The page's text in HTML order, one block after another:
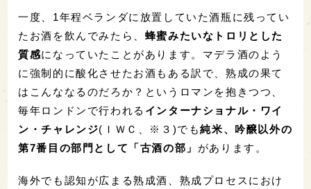
一度、1年程ベランダに放置していた酒瓶に残ってい
たお酒を飲んでみたら、 蜂蜜みたいなトロリとした
質感になっていたことがあります。マデラ酒のよう
に強制的に酸化させたお酒もある訳で、熟成の果て
はこんななるのだろか？というロマンを抱きつつ、
毎年ロンドンで行われる インターナショナル・ワイ
ン・チャレンジ(ＩＷＣ、※３)でも純米、吟醸以外の
第7番目の部門として「古酒の部」 があります。
海外でも認知が広まる熟成酒、熟成プロセスにおけ